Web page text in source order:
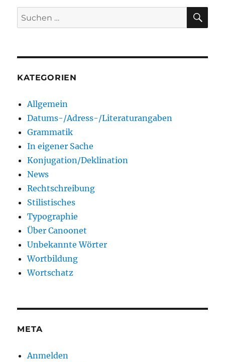
Suchen
nach:
KATEGORIEN
Allgemein
Datums-/Adress-/Literaturangaben
Grammatik
In eigener Sache
Konjugation/Deklination
News
Rechtschreibung
Stilistisches
Typographie
Über Canoonet
Unbekannte Wörter
Wortbildung
Wortschatz
META
Anmelden